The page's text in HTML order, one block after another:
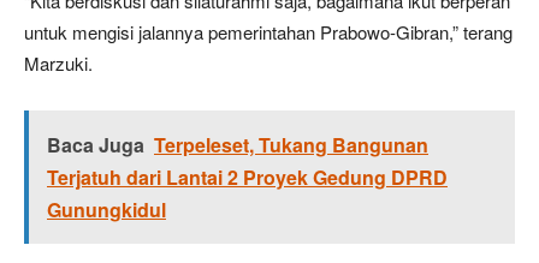
untuk mengisi jalannya pemerintahan Prabowo-Gibran,” terang
Marzuki.
Baca Juga Terpeleset, Tukang Bangunan
Terjatuh dari Lantai 2 Proyek Gedung DPRD
Gunungkidul